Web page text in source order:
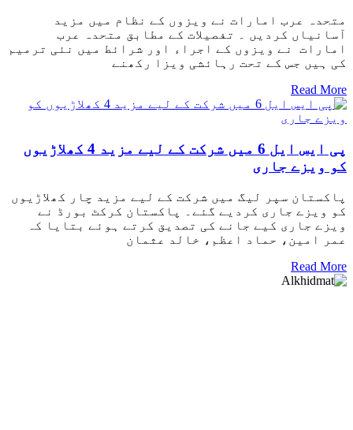
متحدہ عرب امارات نے ویزوں کے نظام میں مزید
آسانیاں کردیں ۔ تفصیلات کے مطابق متحدہ عرب
امارات نے ویزوں کے اجراء اور شرائط میں نئی ترمیم
کی ہیں جس کے تحت رہائشی ویزا رکھنے
Read More
پی ایس ایل 6 میں شرکت کے لیے مزید 4 کھلاڑیوں
کو ویزے جاری
پاکستان سپر لیگ میں شرکت کے لیے مزید چار کھلاڑیوں
کو ویزے جاری کردیے گئے۔ پاکستان کرکٹ بورڈ نے
ویزے جاری کیے جانے کی تصدیق کرتے ہوئے بتایا کہ
عمر امین، حماد اعظم، خالد عثمان
Read More